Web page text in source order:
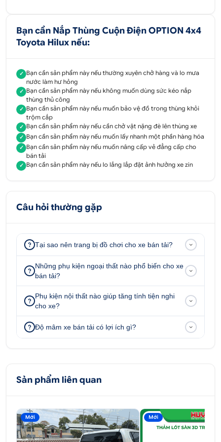
Có 2 chế độ mở cuộn 50% và 100%.
Mẫu mã đa dạng lắp đặt dễ dàng, không làm
ảnh hưởng đến xe zin của bạn.
Nắp thùng cuộn điện Option 4x4 cho xe Hilux
.
Logo nắp thùng cuộn điện Option 4x4 chính hãng
1.2 Vì sao nên lắp nắp thùng cuộn điện
Bạn cần Nắp Thùng Cuộn Điện OPTION 4x4
Toyota Hilux nếu:
✓ Bạn cần sản phẩm này nếu thường xuyên chở hàng và lo mưa
nước làm hư hỏng
✓ Bạn cần sản phẩm này nếu không muốn dùng sức kéo nắp
thùng thủ công
✓ Bạn cần sản phẩm này nếu muốn bảo vệ đồ trong thùng khỏi
trộm cắp
✓ Bạn cần sản phẩm này nếu cần chở vật nặng đè lên thùng xe
✓ Bạn cần sản phẩm này nếu muốn lấy nhanh một phần hàng hóa
✓ Bạn cần sản phẩm này nếu muốn nâng cấp vẻ đẳng cấp cho
bán tải
✓ Bạn cần sản phẩm này nếu lo lắng lắp đặt ảnh hưởng xe zin
Câu hỏi thường gặp
Tại sao nên trang bị đồ chơi cho xe bán tải?
Những phụ kiện ngoại thất nào phổ biến cho xe
bán tải?
Phụ kiện nội thất nào giúp tăng tính tiện nghi
cho xe?
Độ mâm xe bán tải có lợi ích gì?
Sản phẩm liên quan
Mới Mới